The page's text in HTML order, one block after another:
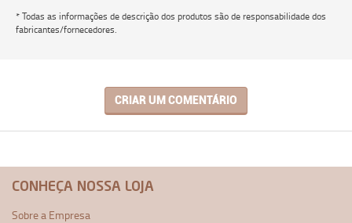
* Todas as informações de descrição dos produtos são de responsabilidade dos
fabricantes/fornecedores.
CRIAR UM COMENTÁRIO
CONHEÇA NOSSA LOJA
Sobre a Empresa